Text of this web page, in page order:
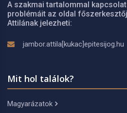
A szakmai tartalommal
problémáit az oldal
Attilának jelezheti:
jambor.attila[kukac]epitesijog.hu
Mit hol találok?
Magyarázatok